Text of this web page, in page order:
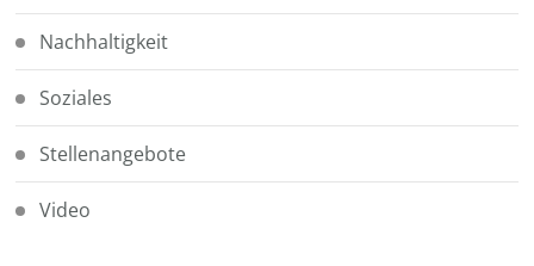
Nachhaltigkeit
Soziales
Stellenangebote
Video